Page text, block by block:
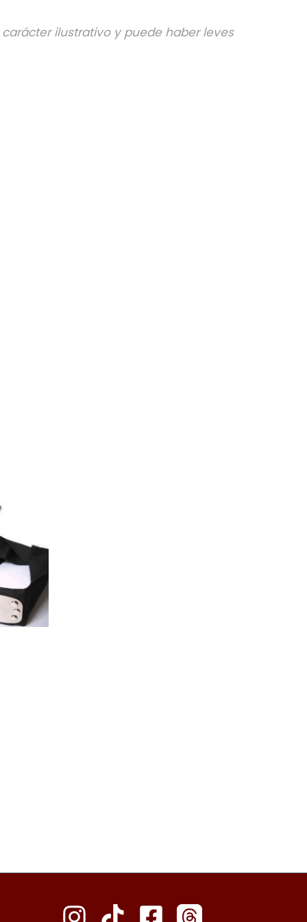
ilustrativo y puede haber leves